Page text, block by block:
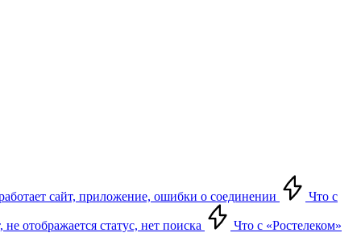
сайт, приложение, ошибки о соединении Что с
отображается статус, нет поиска Что с «Ростелеком»